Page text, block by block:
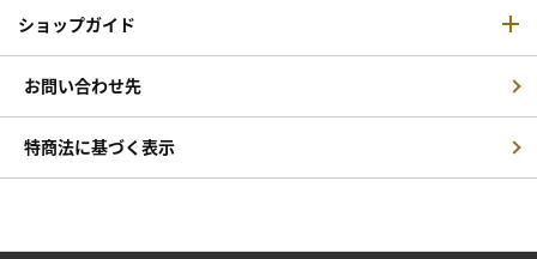
ショップガイド
お問い合わせ先
特商法に基づく表示